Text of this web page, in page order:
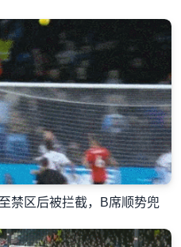
区后被拦截，B席顺势兜